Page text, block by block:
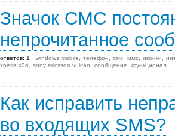
Значок СМС
непрочитанное
ответов: 1 windows mobile телефон смс ммс иконки
xperia x2a
sony ericsson vulcan сообщение функционал
Как исправить
во входящих SMS?